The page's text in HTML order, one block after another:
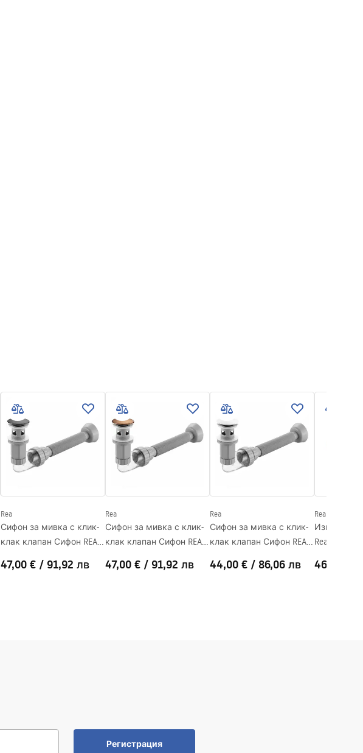
Rea
Сифон за мивка с клик-
клак клапан Сифон REA
47,00 € / 91,92 лв
Rea
Сифон за мивка с клик-
клак клапан Сифон REA
47,00 € / 91,92 лв
Rea
Сифон за мивка с клик-
клак клапан Сифон REA
44,00 € / 86,06 лв
Rea
Rea Copper
46,00 €
Регистрация